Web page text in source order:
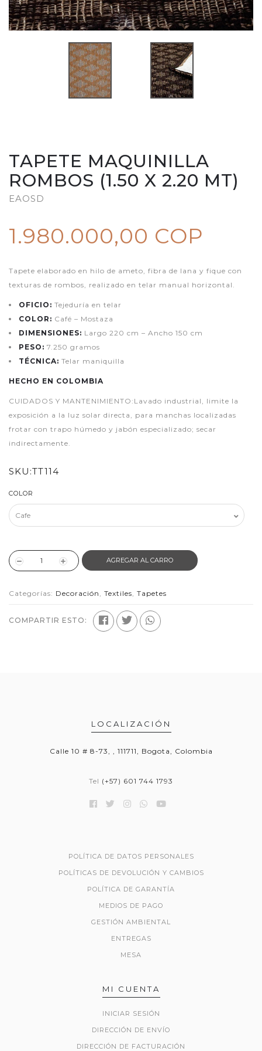
TAPETE MAQUINILLA
ROMBOS (1.50 X 2.20 MT)
EAOSD
1.980.000,00 COP
Tapete elaborado en hilo de ameto, fibra de lana y fique con
texturas de rombos, realizado en telar manual horizontal.
OFICIO: Tejeduría en telar
COLOR: Café – Mostaza
DIMENSIONES: Largo 220 cm – Ancho 150 cm
PESO: 7.250 gramos
TÉCNICA: Telar maniquilla
HECHO EN COLOMBIA
CUIDADOS Y MANTENIMIENTO:Lavado industrial, limite la
exposición a la luz solar directa, para manchas localizadas
frotar con trapo húmedo y jabón especializado; secar
indirectamente.
SKU:TT114
COLOR
AGREGAR AL CARRO
Categorías: Decoración , Textiles, Tapetes
COMPARTIR ESTO:
LOCALIZACIÓN
Calle 10 # 8-73, , 111711, Bogota, Colombia
Tel (+57) 601 744 1793
POLÍTICA DE DATOS PERSONALES
POLÍTICAS DE DEVOLUCIÓN Y CAMBIOS
POLÍTICA DE GARANTÍA
MEDIOS DE PAGO
GESTIÓN AMBIENTAL
ENTREGAS
MESA
MI CUENTA
INICIAR SESIÓN
DIRECCIÓN DE ENVÍO
DIRECCIÓN DE FACTURACIÓN